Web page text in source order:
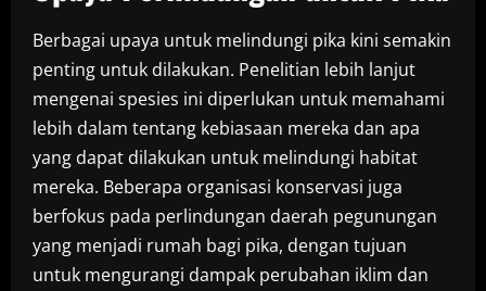
Berbagai upaya untuk melindungi pika kini semakin
penting untuk dilakukan. Penelitian lebih lanjut
mengenai spesies ini diperlukan untuk memahami
lebih dalam tentang kebiasaan mereka dan apa
yang dapat dilakukan untuk melindungi habitat
mereka. Beberapa organisasi konservasi juga
berfokus pada perlindungan daerah pegunungan
yang menjadi rumah bagi pika, dengan tujuan
untuk mengurangi dampak perubahan iklim dan